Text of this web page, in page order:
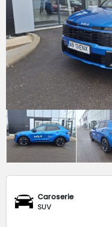
Caroserie
SUV